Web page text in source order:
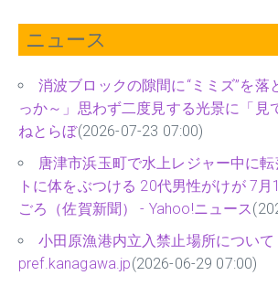
ニュース
消波ブロックの隙間に“ミミズ”を
っか～」思わず二度見する光景に「見
ねとらぼ(2026-07-23 07:00)
唐津市浜玉町で水上レジャー中に
トに体をぶつける 20代男性がけが 7
ごろ（佐賀新聞） - Yahoo!ニュース
小田原漁港内立入禁止場所について
pref.kanagawa.jp(2026-06-29 07:00)